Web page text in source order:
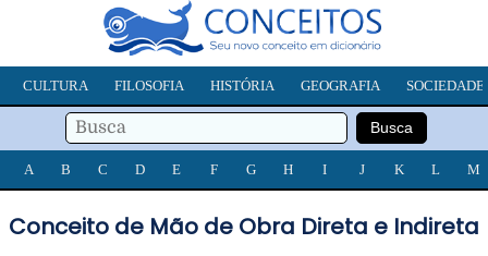
CULTURA FILOSOFIA HISTÓRIA GEOGRAFIA SOCIEDADE
A B C D E F G H I J K L M
Conceito de Mão de Obra Direta e Indireta